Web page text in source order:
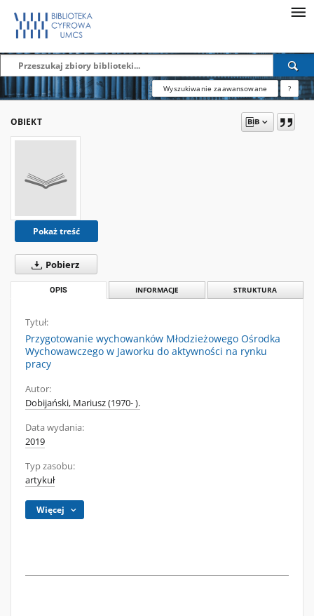
Wyszukiwanie zaawansowane ?
OBIEKT
Pokaż treść
Pobierz
OPIS INFORMACJE STRUKTURA
Tytuł:
Przygotowanie wychowanków Młodzieżowego Ośrodka
Wychowawczego w Jaworku do aktywności na rynku
pracy
Autor:
Dobijański, Mariusz (1970- ).
Data wydania:
2019
Typ zasobu:
artykuł
Więcej